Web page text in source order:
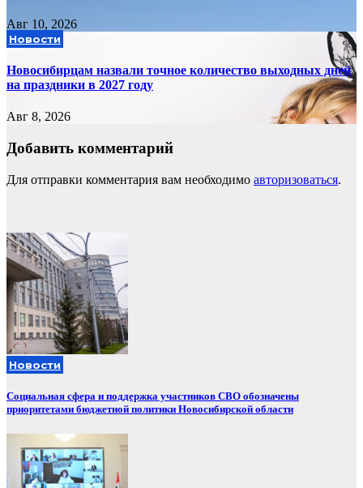
Авг 10, 2026
Новости
Новосибирцам назвали точное количество выходных дней
на праздники в 2027 году
Авг 8, 2026
Добавить комментарий
Для отправки комментария вам необходимо авторизоваться.
Новости
Социальная сфера и поддержка участников СВО обозначены
приоритетами бюджетной политики Новосибирской области